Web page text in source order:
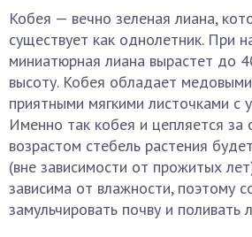
Кобея — вечно зеленая лиана,
существует как однолетник. При
миниатюрная лиана вырастет до
высоту. Кобея обладает
приятными мягкими листочками с
Именно так кобея и цепляется за
возрастом стебель растения
(вне зависимости от прожитых
зависима от влажности, поэтому
замульчировать почву и поливать